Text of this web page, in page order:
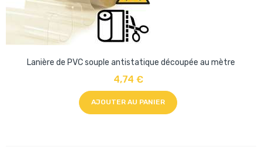
Lanière de PVC souple antistatique découpée au mètre
4,74 €
AJOUTER AU PANIER